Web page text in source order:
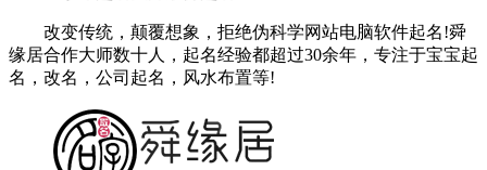
改变传统，颠覆想象，拒绝伪科学网站电脑软件起名!舜
缘居合作大师数十人，起名经验都超过30余年，专注于宝宝起
名，改名，公司起名，风水布置等!